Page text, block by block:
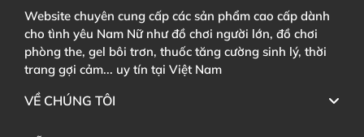
Website chuyên cung cấp các sản phẩm cao cấp dành
cho tình yêu Nam Nữ như đồ chơi người lớn, đồ chơi
phòng the, gel bôi trơn, thuốc tăng cường sinh lý, thời
trang gợi cảm... uy tín tại Việt Nam
VỀ CHÚNG TÔI